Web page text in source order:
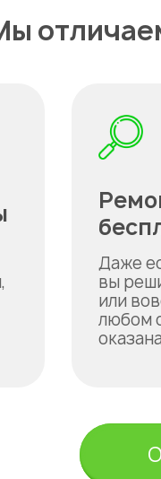
Даже
вы
или
любом